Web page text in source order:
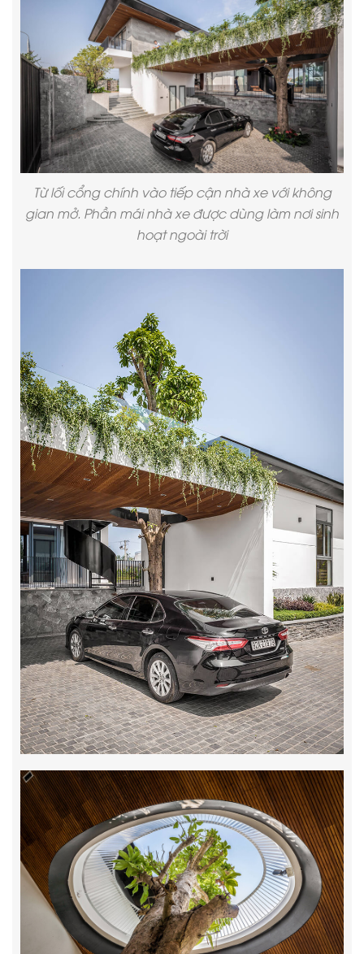
Từ lối cổng chính vào tiếp cận nhà xe với không
gian mở. Phần mái nhà xe được dùng làm nơi sinh
hoạt ngoài trời